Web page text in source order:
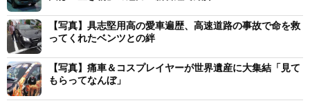
【写真】具志堅用高の愛車遍歴、高速道路の事故で命を救
ってくれたベンツとの絆
【写真】痛車＆コスプレイヤーが世界遺産に大集結「見て
もらってなんぼ」